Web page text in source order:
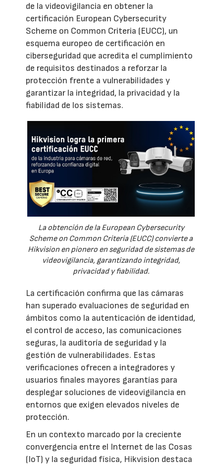
de la videovigilancia en obtener la
certificación European Cybersecurity
Scheme on Common Criteria (EUCC), un
esquema europeo de certificación en
ciberseguridad que acredita el cumplimiento
de requisitos destinados a reforzar la
protección frente a vulnerabilidades y
garantizar la integridad, la privacidad y la
fiabilidad de los sistemas.
La obtención de la European Cybersecurity
Scheme on Common Criteria (EUCC) convierte a
Hikvision en pionero en seguridad de sistemas de
videovigilancia, garantizando integridad,
privacidad y fiabilidad.
La certificación confirma que las cámaras
han superado evaluaciones de seguridad en
ámbitos como la autenticación de identidad,
el control de acceso, las comunicaciones
seguras, la auditoría de seguridad y la
gestión de vulnerabilidades. Estas
verificaciones ofrecen a integradores y
usuarios finales mayores garantías para
desplegar soluciones de videovigilancia en
entornos que exigen elevados niveles de
protección.
En un contexto marcado por la creciente
convergencia entre el Internet de las Cosas
(IoT) y la seguridad física, Hikvision destaca